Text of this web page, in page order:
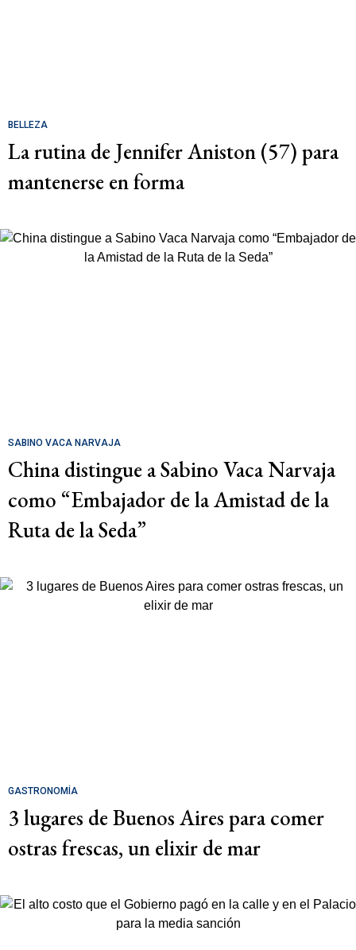
BELLEZA
La rutina de Jennifer Aniston (57) para
mantenerse en forma
SABINO VACA NARVAJA
China distingue a Sabino Vaca Narvaja
como “Embajador de la Amistad de la
Ruta de la Seda”
GASTRONOMÍA
3 lugares de Buenos Aires para comer
ostras frescas, un elixir de mar